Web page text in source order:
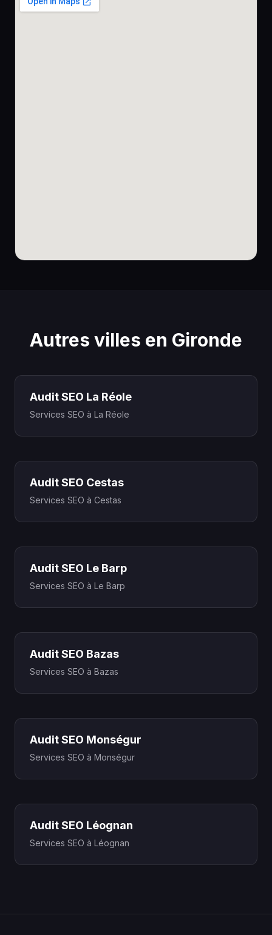
Autres villes en Gironde
Audit SEO La Réole
Services SEO à La Réole
Audit SEO Cestas
Services SEO à Cestas
Audit SEO Le Barp
Services SEO à Le Barp
Audit SEO Bazas
Services SEO à Bazas
Audit SEO Monségur
Services SEO à Monségur
Audit SEO Léognan
Services SEO à Léognan